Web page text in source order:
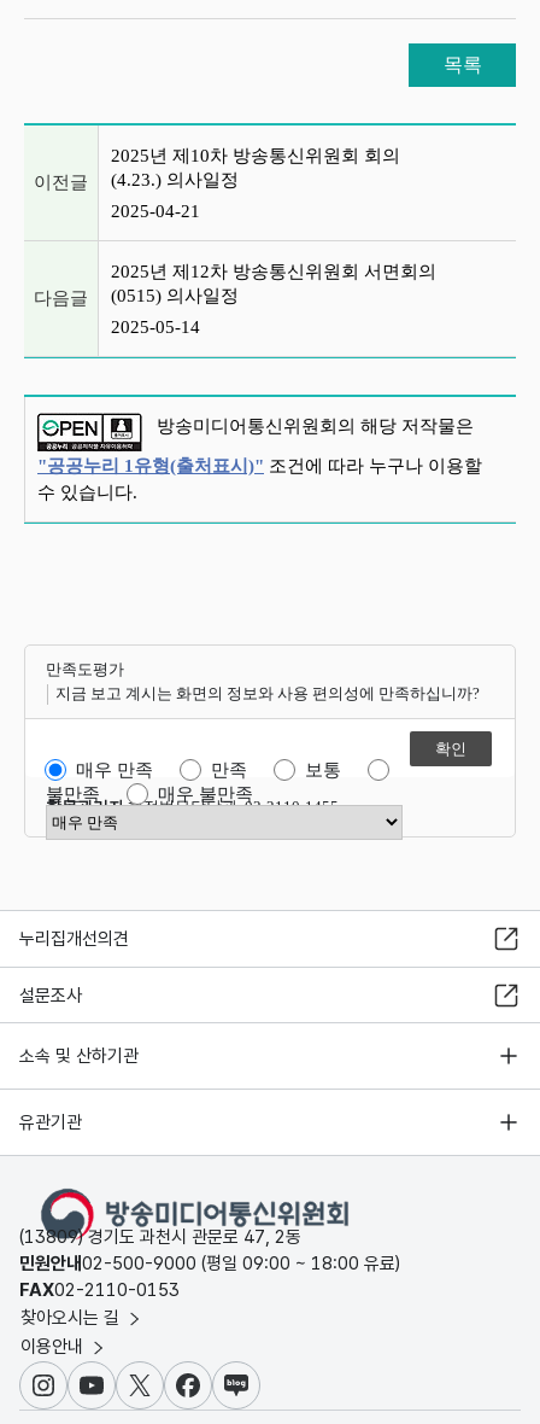
목록
이전글
2025년 제10차 방송통신위원회 회의
(4.23.) 의사일정
2025-04-21
다음글
2025년 제12차 방송통신위원회 서면회의
(0515) 의사일정
2025-05-14
방송미디어통신위원회의 해당 저작물은
"공공누리 1유형(출처표시)" 조건에 따라 누구나 이용할
수 있습니다.
만족도평가
지금 보고 계시는 화면의 정보와 사용 편의성에 만족하십니까?
매우 만족 만족
보통
불만족
매우 불만족
만족도 점수 선택
항목관리자행정법무담당관 02-2110-1455
누리집개선의견
설문조사
소속 및 산하기관
유관기관
(13809) 경기도 과천시 관문로 47, 2동
민원안내02-500-9000 (평일 09:00 ~ 18:00 유료)
FAX02-2110-0153
찾아오시는 길
이용안내
인스타그램
유튜브X 페이스북
블로그